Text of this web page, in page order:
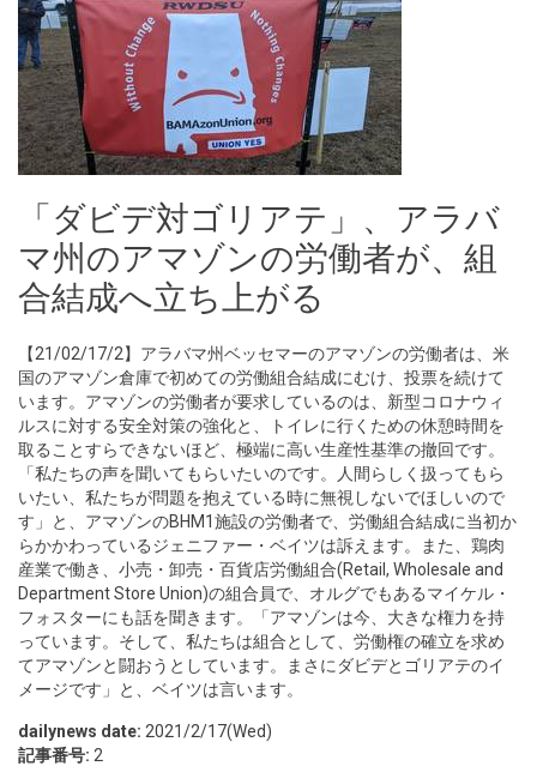
「ダビデ対ゴリアテ」、アラバ
マ州のアマゾンの労働者が、組
合結成へ立ち上がる
【21/02/17/2】アラバマ州ベッセマーのアマゾンの労働者は、米
国のアマゾン倉庫で初めての労働組合結成にむけ、投票を続けて
います。アマゾンの労働者が要求しているのは、新型コロナウィ
ルスに対する安全対策の強化と、トイレに行くための休憩時間を
取ることすらできないほど、極端に高い生産性基準の撤回です。
「私たちの声を聞いてもらいたいのです。人間らしく扱ってもら
いたい、私たちが問題を抱えている時に無視しないでほしいので
す」と、アマゾンのBHM1施設の労働者で、労働組合結成に当初か
らかかわっているジェニファー・ベイツは訴えます。また、鶏肉
産業で働き、小売・卸売・百貨店労働組合(Retail, Wholesale and
Department Store Union)の組合員で、オルグでもあるマイケル・
フォスターにも話を聞きます。「アマゾンは今、大きな権力を持
っています。そして、私たちは組合として、労働権の確立を求め
てアマゾンと闘おうとしています。まさにダビデとゴリアテのイ
メージです」と、ベイツは言います。
dailynews date: 2021/2/17(Wed)
記事番号: 2